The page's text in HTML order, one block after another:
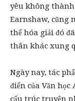
yêu không
Earnshaw, cũng
thể hóa giải đó
thân khác xung
Ngày nay, tác
điển của Văn
cấu trúc truyện